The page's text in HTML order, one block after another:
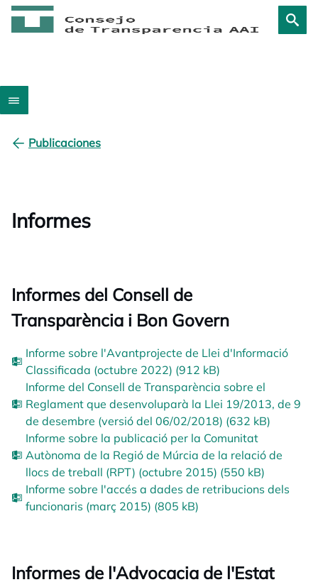
Publicaciones
Informes
Informes del Consell de
Transparència i Bon Govern
Informe sobre l'Avantprojecte de Llei d'Informació
Classificada (octubre 2022) (912 kB)
Informe del Consell de Transparència sobre el
Reglament que desenvoluparà la Llei 19/2013, de 9
de desembre (versió del 06/02/2018) (632 kB)
Informe sobre la publicació per la Comunitat
Autònoma de la Regió de Múrcia de la relació de
llocs de treball (RPT) (octubre 2015) (550 kB)
Informe sobre l'accés a dades de retribucions dels
funcionaris (març 2015) (805 kB)
Informes de l'Advocacia de l'Estat